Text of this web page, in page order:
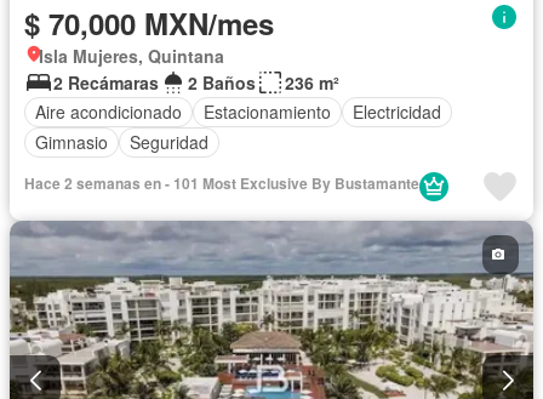
$ 70,000 MXN/mes
Isla Mujeres, Quintana
2 Recámaras
2 Baños
236 m²
Aire acondicionado
Estacionamiento
Electricidad
Gimnasio
Seguridad
Hace 2 semanas en - 101 Most Exclusive By Bustamante